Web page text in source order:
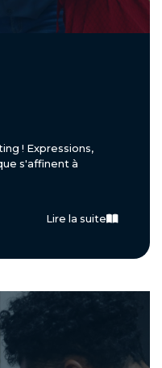
! Expressions,
s'affinent à
Lire la suite